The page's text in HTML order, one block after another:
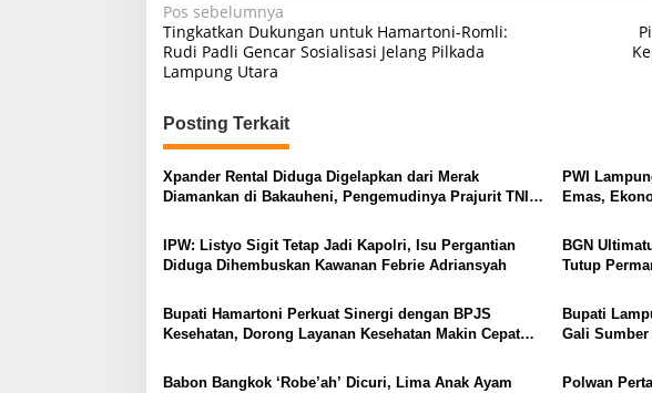
m
b
4
N
a
v
i
g
a
s
i
p
s
Pos sebelumnya
Tingkatkan Dukungan untuk Hamartoni-Romli:
Rudi Padli Gencar Sosialisasi Jelang Pilkada
Lampung Utara
Posting Terkait
Xpander Rental Diduga Digelapkan dari Merak
Diamankan di Bakauheni, Pengemudinya Prajurit TNI
PWI
Emas,
IPW: Listyo Sigit Tetap Jadi Kapolri, Isu Pergantian
Diduga Dihembuskan Kawanan Febrie Adriansyah
BGN
Tutup
Bupati Hamartoni Perkuat Sinergi dengan BPJS
Kesehatan, Dorong Layanan Kesehatan Makin Cepat
Bupati
Gali
Babon Bangkok ‘Robe’ah’ Dicuri, Lima Anak Ayam
Polwan